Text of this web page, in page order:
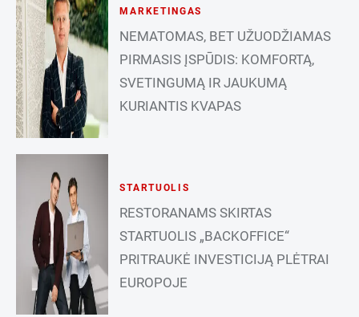
MARKETINGAS
NEMATOMAS, BET UŽUODŽIAMAS
PIRMASIS ĮSPŪDIS: KOMFORTĄ,
SVETINGUMĄ IR JAUKUMĄ
KURIANTIS KVAPAS
STARTUOLIS
RESTORANAMS SKIRTAS
STARTUOLIS „BACKOFFICE“
PRITRAUKĖ INVESTICIJĄ PLĖTRAI
EUROPOJE